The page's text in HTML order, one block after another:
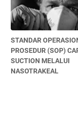
STANDAR
PROSEDUR (SOP)
SUCTION MELALUI
NASOTRAKEAL